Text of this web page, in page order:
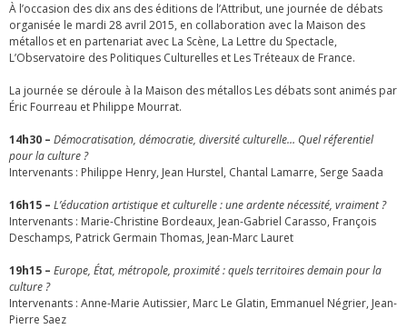
À l’occasion des dix ans des éditions de l’Attribut, une journée de débats
organisée le mardi 28 avril 2015, en collaboration avec la Maison des
métallos et en partenariat avec La Scène, La Lettre du Spectacle,
L’Observatoire des Politiques Culturelles et Les Tréteaux de France.
La journée se déroule à la Maison des métallos Les débats sont animés par
Éric Fourreau et Philippe Mourrat.
14h30 – Démocratisation, démocratie, diversité culturelle… Quel réferentiel
pour la culture ?
Intervenants : Philippe Henry, Jean Hurstel, Chantal Lamarre, Serge Saada
16h15 – L’éducation artistique et culturelle : une ardente nécessité, vraiment ?
Intervenants : Marie-Christine Bordeaux, Jean-Gabriel Carasso, François
Deschamps, Patrick Germain Thomas, Jean-Marc Lauret
19h15 – Europe, État, métropole, proximité : quels territoires demain pour la
culture ?
Intervenants : Anne-Marie Autissier, Marc Le Glatin, Emmanuel Négrier, Jean-
Pierre Saez